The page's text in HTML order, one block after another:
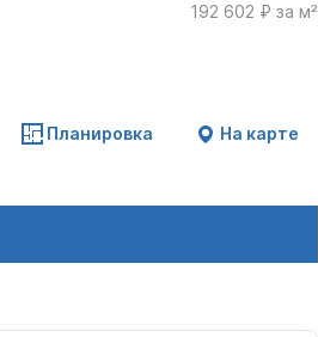
192 602 ₽ за м²
Планировка На карте